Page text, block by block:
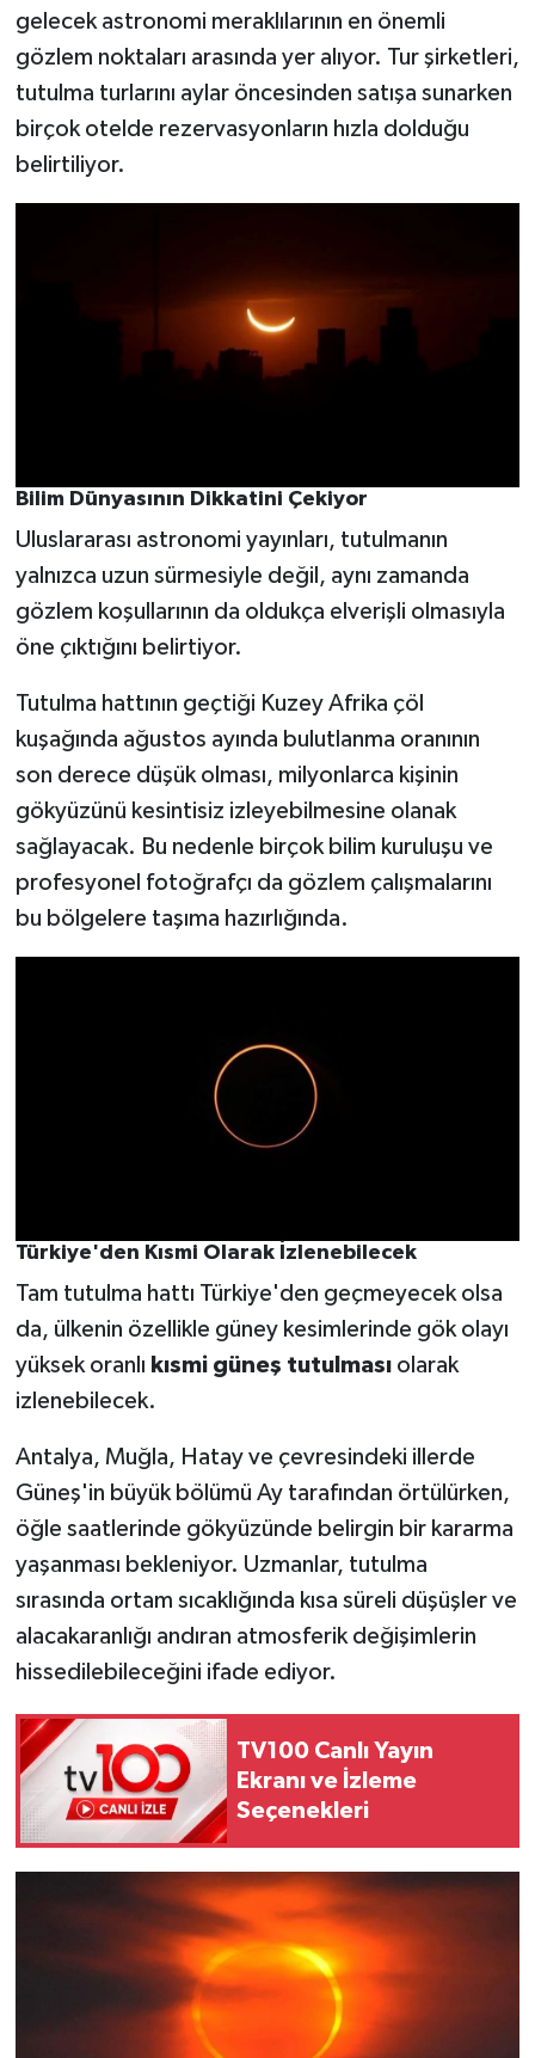
gelecek astronomi meraklılarının en önemli
gözlem noktaları arasında yer alıyor. Tur şirketleri,
tutulma turlarını aylar öncesinden satışa sunarken
birçok otelde rezervasyonların hızla dolduğu
belirtiliyor.
Bilim Dünyasının Dikkatini Çekiyor
Uluslararası astronomi yayınları, tutulmanın
yalnızca uzun sürmesiyle değil, aynı zamanda
gözlem koşullarının da oldukça elverişli olmasıyla
öne çıktığını belirtiyor.
Tutulma hattının geçtiği Kuzey Afrika çöl
kuşağında ağustos ayında bulutlanma oranının
son derece düşük olması, milyonlarca kişinin
gökyüzünü kesintisiz izleyebilmesine olanak
sağlayacak. Bu nedenle birçok bilim kuruluşu ve
profesyonel fotoğrafçı da gözlem çalışmalarını
bu bölgelere taşıma hazırlığında.
Türkiye'den Kısmi Olarak İzlenebilecek
Tam tutulma hattı Türkiye'den geçmeyecek olsa
da, ülkenin özellikle güney kesimlerinde gök olayı
yüksek oranlı kısmi güneş tutulmasıolarak
izlenebilecek.
Antalya, Muğla, Hatay ve çevresindeki illerde
Güneş'in büyük bölümü Ay tarafından örtülürken,
öğle saatlerinde gökyüzünde belirgin bir kararma
yaşanması bekleniyor. Uzmanlar, tutulma
sırasında ortam sıcaklığında kısa süreli düşüşler ve
alacakaranlığı andıran atmosferik değişimlerin
hissedilebileceğini ifade ediyor.
TV100 Canlı Yayın
Ekranı ve İzleme
Seçenekleri